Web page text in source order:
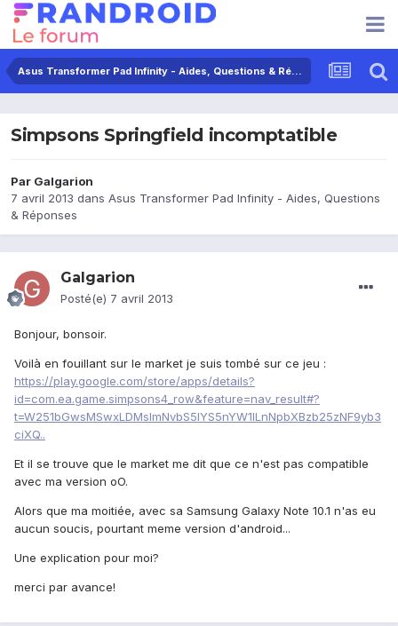
Asus Transformer Pad Infinity - Aides, Questions & Réponses
Simpsons Springfield incomptatible
Par Galgarion
7 avril 2013 dans Asus Transformer Pad Infinity - Aides, Questions
& Réponses
Galgarion
Posté(e) 7 avril 2013
Bonjour, bonsoir.
Voilà en fouillant sur le market je suis tombé sur ce jeu :
https://play.google.com/store/apps/details?
id=com.ea.game.simpsons4_row&feature=nav_result#?
t=W251bGwsMSwxLDMsImNvbS5lYS5nYW1lLnNpbXBzb25zNF9yb3
ciXQ..
Et il se trouve que le market me dit que ce n'est pas compatible
avec ma version oO.
Alors que ma moitiée, avec sa Samsung Galaxy Note 10.1 n'as eu
aucun soucis, pourtant meme version d'android...
Une explication pour moi?
merci par avance!